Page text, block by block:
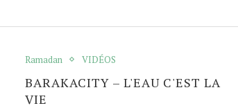
Ramadan VIDÉOS
BARAKACITY – L'EAU C'EST LA
VIE